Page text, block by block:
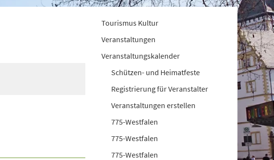
Tourismus Kultur
Veranstaltungen
Veranstaltungskalender
Schützen- und Heimatfeste
Registrierung für Veranstalter
Veranstaltungen erstellen
775-Westfalen
775-Westfalen
775-Westfalen